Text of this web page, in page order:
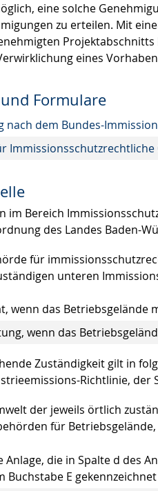
eine solche
zu erteilen. Mit
eines
Formulare
nach dem Bundes-
im Bereich
des Landes Baden-
für
unteren
wenn das Betriebsgelände
wenn das
Zuständigkeit gilt in
Richtlinie,
der jeweils örtlich
für
Anlage, die in Spalte d des
Buchstabe E